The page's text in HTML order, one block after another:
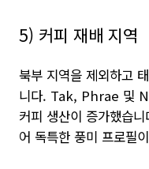
5) 커피 재배 지역
북부 지역을 제외하고
니다. Tak, Phrae 및
커피 생산이 증가했습
어 독특한 풍미 프로필